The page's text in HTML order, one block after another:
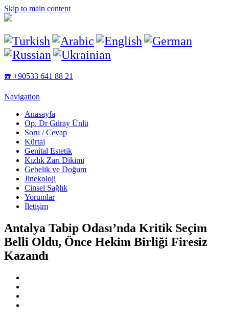
Skip to main content
☎️ +90533 641 88 21
Navigation
Anasayfa
Op. Dr Güray Ünlü
Soru / Cevap
Kürtaj
Genital Estetik
Kızlık Zarı Dikimi
Gebelik ve Doğum
Jinekoloji
Cinsel Sağlık
Yorumlar
İletişim
Antalya Tabip Odası’nda Kritik Seçim
Belli Oldu, Önce Hekim Birliği Firesiz
Kazandı